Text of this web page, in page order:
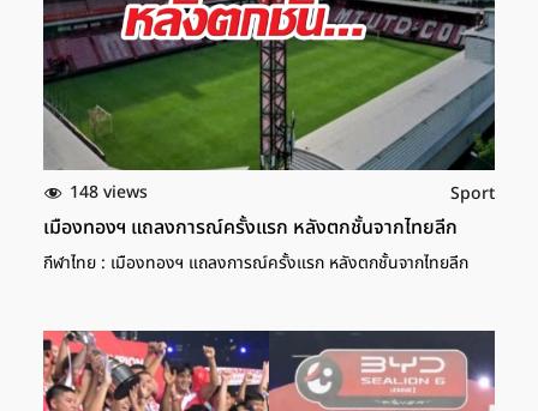
148 views Sport
เมืองทองฯ แถลงการณ์ครั้งแรก หลังตกชั้นจากไทยลีก
กีฬาไทย : เมืองทองฯ แถลงการณ์ครั้งแรก หลังตกชั้นจากไทยลีก